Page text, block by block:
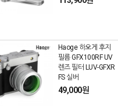
Haoge 하오게 후지
필름 GFX100RF UV
렌즈 필터 LUV-GFXR
FS 실버
49,000원